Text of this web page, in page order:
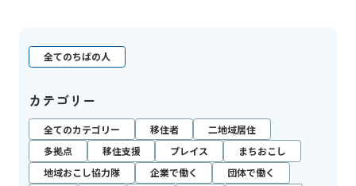
全てのちばの人
カテゴリー
全てのカテゴリー 移住者
二地域居住
多拠点
移住支援 プレイス
まちおこし
地域おこし協力隊
企業で働く
団体で働く